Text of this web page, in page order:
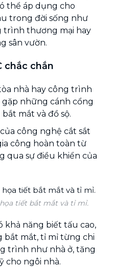
thể áp dụng cho
trong đời sống như
trình thương mại hay
sân vườn.
chắc chắn
nhà hay công trình
những cánh cổng
mắt và đồ sộ.
công nghệ cắt sắt
công hoàn toàn từ
qua sự điều khiển của
tiết bắt mắt và tỉ mỉ.
khả năng biết tấu cao,
bắt mắt, tỉ mỉ từng chi
trình như nhà ở, tăng
cho ngôi nhà.